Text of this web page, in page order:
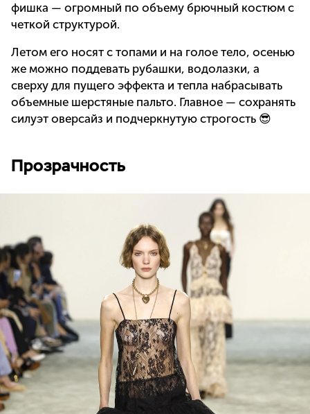
фишка — огромный по объему брючный костюм с
четкой структурой.
Летом его носят с топами и на голое тело, осенью
же можно поддевать рубашки, водолазки, а
сверху для пущего эффекта и тепла набрасывать
объемные шерстяные пальто. Главное — сохранять
силуэт оверсайз и подчеркнутую строгость 😎
Прозрачность